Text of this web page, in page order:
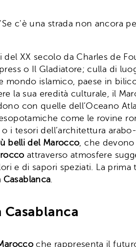
c'è una strada non ancora
del XX secolo da Charles de
o Il Gladiatore; culla di
islamico, paese in
la sua eredità culturale, il
con quelle dell’Oceano
come le rovine
i tesori dell’architettura
belli del Marocco, che
attraverso atmosfere
e di sapori speziati. La prima
.
che rappresenta il